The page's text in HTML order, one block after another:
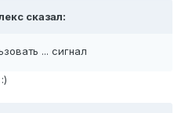
сказал:
... сигнал